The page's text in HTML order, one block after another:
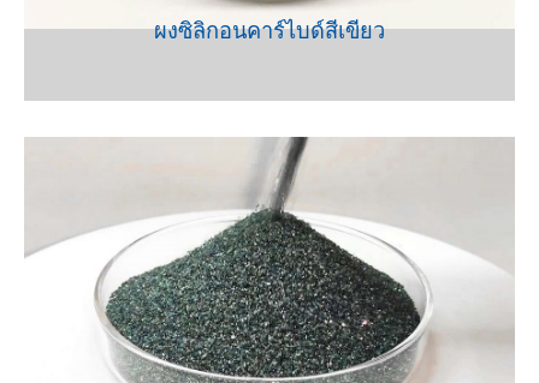
ผงซิลิกอนคาร์ไบด์สีเขียว
VIEW